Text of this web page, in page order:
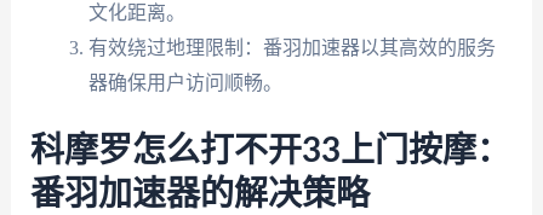
文化距离。
有效绕过地理限制：番羽加速器以其高效的服务
器确保用户访问顺畅。
科摩罗怎么打不开33上门按摩：
番羽加速器的解决策略